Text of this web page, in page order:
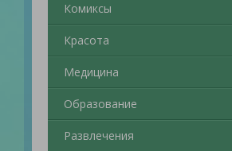
Комиксы
Красота
Медицина
Образование
Развлечения